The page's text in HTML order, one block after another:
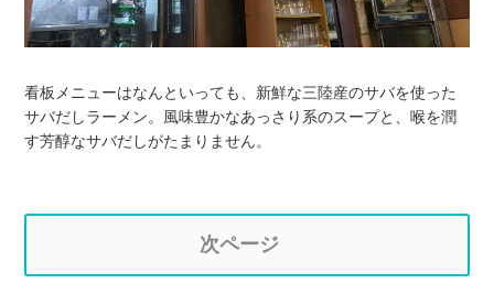
看板メニューはなんといっても、新鮮な三陸産のサバを使った
サバだしラーメン。風味豊かなあっさり系のスープと、喉を潤
す芳醇なサバだしがたまりません。
次ページ